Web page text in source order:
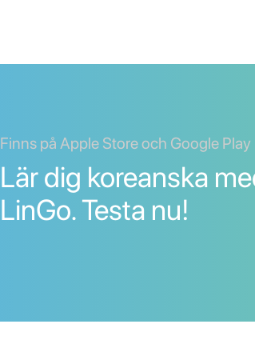
Finns på Apple Store och Google Play
Lär dig koreanska
LinGo. Testa nu!